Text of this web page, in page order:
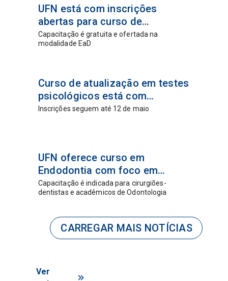
02 jun
2026
UFN está com inscrições
abertas para curso de
educação religiosa na
Educação Infantil
Capacitação é gratuita e ofertada na
modalidade EaD
24 abr
2026
Curso de atualização em testes
psicológicos está com
inscrições abertas
Inscrições seguem até 12 de maio
15 abr
2026
UFN oferece curso em
Endodontia com foco em
atendimento de casos
complexos
Capacitação é indicada para cirurgiões-
dentistas e acadêmicos de Odontologia
CARREGAR MAIS NOTÍCIAS
Ver